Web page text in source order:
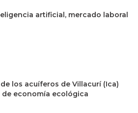
artificial, mercado laboral
los acuíferos de Villacurí (Ica)
economía ecológica